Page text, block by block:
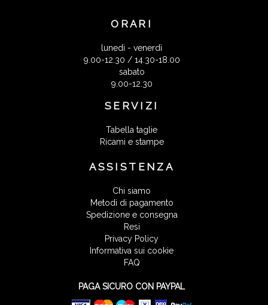
ORARI
lunedì - venerdì
9.00-12.30 / 14.30-18.00
sabato
9.00-12.30
SERVIZI
Tabella taglie
Ricami e stampe
ASSISTENZA
Chi siamo
Metodi di pagamento
Spedizione e consegna
Resi
Privacy Policy
Informativa sui cookie
FAQ
PAGA SICURO CON PAYPAL